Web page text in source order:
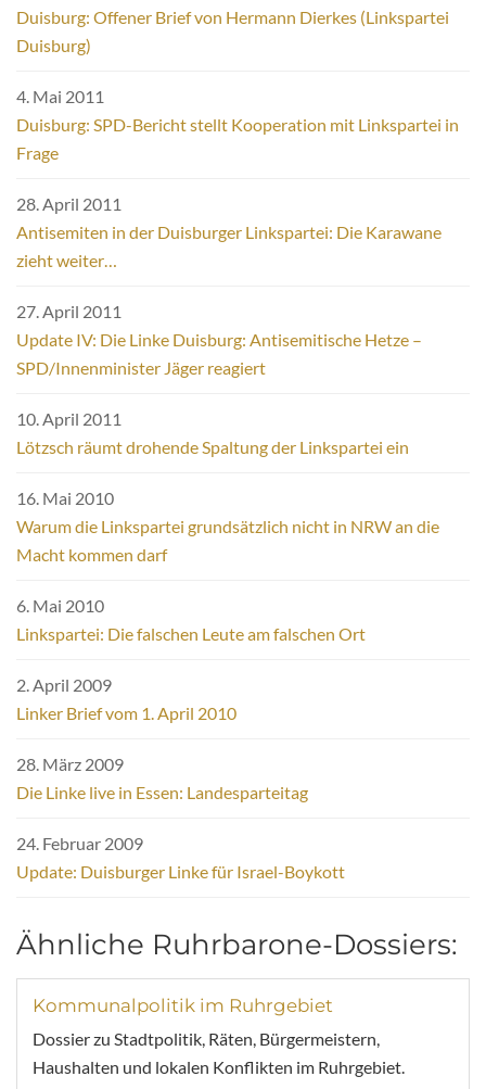
Duisburg: Offener Brief von Hermann Dierkes (Linkspartei
Duisburg)
4. Mai 2011
Duisburg: SPD-Bericht stellt Kooperation mit Linkspartei in
Frage
28. April 2011
Antisemiten in der Duisburger Linkspartei: Die Karawane
zieht weiter…
27. April 2011
Update IV: Die Linke Duisburg: Antisemitische Hetze –
SPD/Innenminister Jäger reagiert
10. April 2011
Lötzsch räumt drohende Spaltung der Linkspartei ein
16. Mai 2010
Warum die Linkspartei grundsätzlich nicht in NRW an die
Macht kommen darf
6. Mai 2010
Linkspartei: Die falschen Leute am falschen Ort
2. April 2009
Linker Brief vom 1. April 2010
28. März 2009
Die Linke live in Essen: Landesparteitag
24. Februar 2009
Update: Duisburger Linke für Israel-Boykott
Ähnliche Ruhrbarone-Dossiers:
Kommunalpolitik im Ruhrgebiet
Dossier zu Stadtpolitik, Räten, Bürgermeistern,
Haushalten und lokalen Konflikten im Ruhrgebiet.